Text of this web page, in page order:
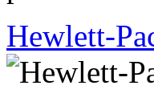
Hewlett-